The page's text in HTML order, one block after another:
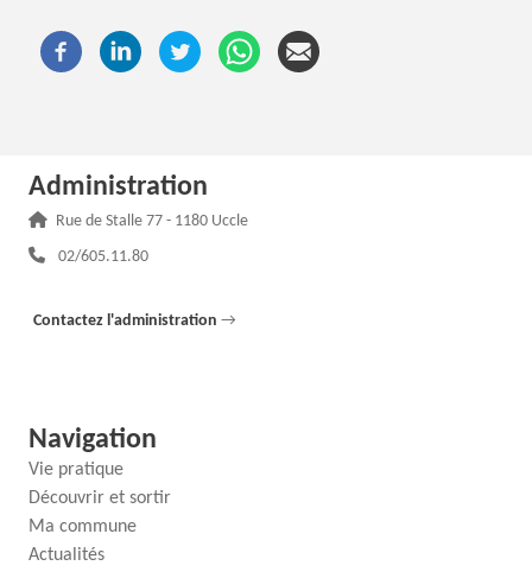
Administration
Adresse :
Rue de Stalle 77 - 1180 Uccle
Téléphone :
02/605.11.80
Contactez l'administration →
Navigation
Vie pratique
Découvrir et sortir
Ma commune
Actualités